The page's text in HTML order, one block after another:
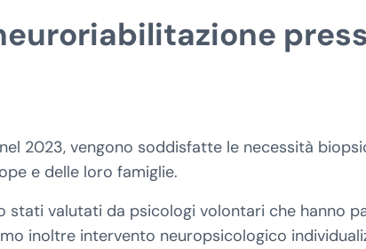
2023, vengono soddisfatte le necessità
e delle loro famiglie.
stati valutati da psicologi volontari che hanno
inoltre intervento neuropsicologico